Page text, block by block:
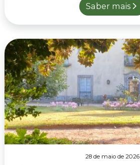
Saber mais
28 de maio de 2026